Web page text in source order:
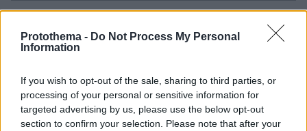
Protothema - Do Not Process My Personal
Information
If you wish to opt-out of the sale, sharing to third parties, or
processing of your personal or sensitive information for
targeted advertising by us, please use the below opt-out
section to confirm your selection. Please note that after your
λίγες ώρες μετά τον γάμο της και στο
τμήμα ζητούσε κλαίγοντας τον πατέρα
08.08.2026, 09:25 116